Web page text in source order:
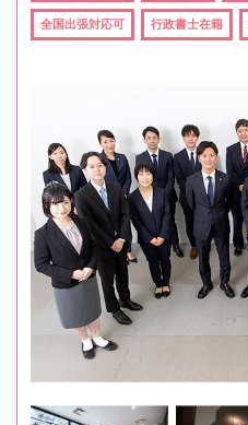
全国出張対応可 行政書士在籍